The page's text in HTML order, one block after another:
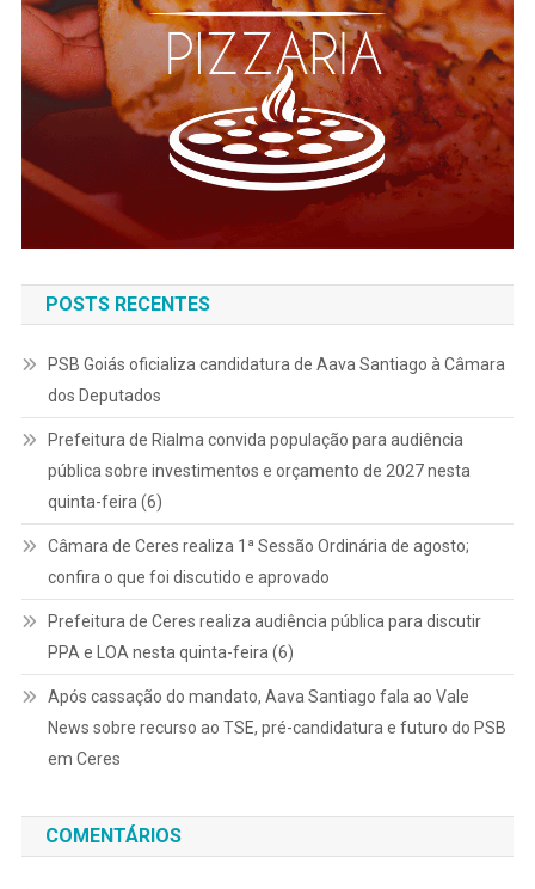
POSTS RECENTES
PSB Goiás oficializa candidatura de Aava Santiago à Câmara
dos Deputados
Prefeitura de Rialma convida população para audiência
pública sobre investimentos e orçamento de 2027 nesta
quinta-feira (6)
Câmara de Ceres realiza 1ª Sessão Ordinária de agosto;
confira o que foi discutido e aprovado
Prefeitura de Ceres realiza audiência pública para discutir
PPA e LOA nesta quinta-feira (6)
Após cassação do mandato, Aava Santiago fala ao Vale
News sobre recurso ao TSE, pré-candidatura e futuro do PSB
em Ceres
COMENTÁRIOS